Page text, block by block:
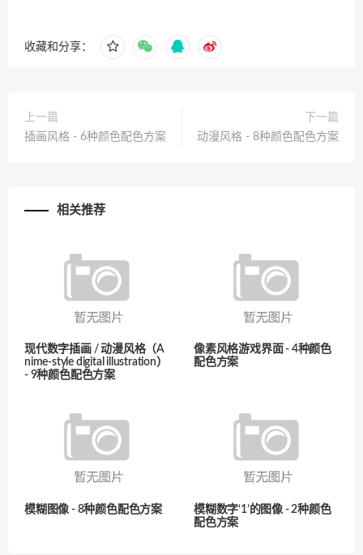
收藏和分享：
上一篇
插画风格 - 6种颜色配色方案
下一篇
动漫风格 - 8种颜色配色方案
相关推荐
现代数字插画 / 动漫风格（A
nime-style digital illustration）
- 9种颜色配色方案
像素风格游戏界面 - 4种颜色
配色方案
模糊图像 - 8种颜色配色方案
模糊数字‘1’的图像 - 2种颜色
配色方案